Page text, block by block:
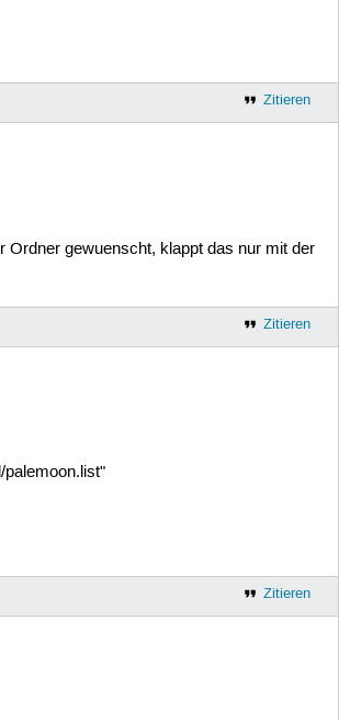
Zitieren
gewuenscht, klappt das nur mit der
Zitieren
Zitieren